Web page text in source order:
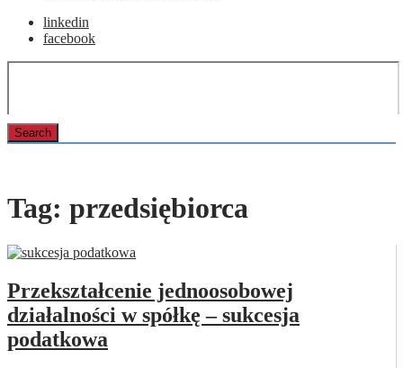
linkedin
facebook
Tag: przedsiębiorca
Przekształcenie jednoosobowej
działalności w spółkę – sukcesja
podatkowa